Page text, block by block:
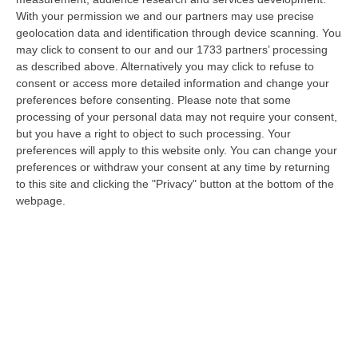
With your permission we and our partners may use precise
geolocation data and identification through device scanning. You
may click to consent to our and our 1733 partners’ processing
as described above. Alternatively you may click to refuse to
consent or access more detailed information and change your
preferences before consenting. Please note that some
processing of your personal data may not require your consent,
but you have a right to object to such processing. Your
preferences will apply to this website only. You can change your
preferences or withdraw your consent at any time by returning
to this site and clicking the "Privacy" button at the bottom of the
webpage.
Meteo, Ondata Di Caldo Estremo Fino A Ferragosto
“Nella giornata di oggi ancora temporali, in alcuni casi molto intensi, sui
rilievi di Alpi e Appennini, e in locale estensione fin verso le…
09 Agosto, 15:10
Razionalizzazione Della Spesa Sanitaria E Acquisti Sotto Controllo.
La Strategia “anti-Sprechi” Della Regione
“CATANZARO La razionalizzazione della spesa sanitaria passa dalla
centralizzazione degli acquisti. È una delle direttrici individuate dalla…
09 Agosto, 14:37